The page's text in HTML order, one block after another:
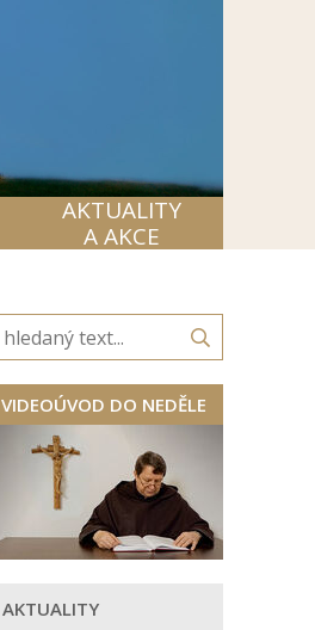
AKTUALITY
A AKCE
VIDEOÚVOD DO NEDĚLE
AKTUALITY